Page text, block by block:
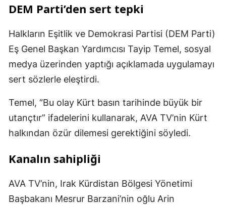
DEM Parti’den sert tepki
Halkların Eşitlik ve Demokrasi Partisi (DEM Parti)
Eş Genel Başkan Yardımcısı Tayip Temel, sosyal
medya üzerinden yaptığı açıklamada uygulamayı
sert sözlerle eleştirdi.
Temel, “Bu olay Kürt basın tarihinde büyük bir
utançtır” ifadelerini kullanarak, AVA TV’nin Kürt
halkından özür dilemesi gerektiğini söyledi.
Kanalın sahipliği
AVA TV’nin, Irak Kürdistan Bölgesi Yönetimi
Başbakanı Mesrur Barzani’nin oğlu Arin